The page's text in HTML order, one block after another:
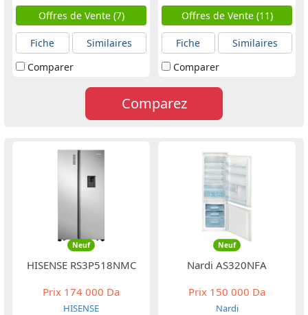
Offres de Vente (7)
Fiche
Similaires
Comparer
Offres de Vente (11)
Fiche
Similaires
Comparer
Comparez
Neuf
HISENSE RS3P518NMC
Prix 174 000 Da
HISENSE
Neuf
Nardi AS320NFA
Prix 150 000 Da
Nardi